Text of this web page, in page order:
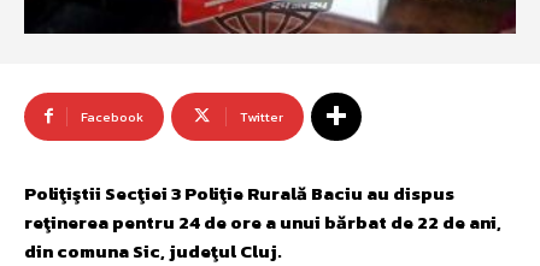
Facebook Twitter
Poliţiştii Secţiei 3 Poliţie Rurală Baciu au dispus
reţinerea pentru 24 de ore a unui bărbat de 22 de ani,
din comuna Sic, judeţul Cluj.